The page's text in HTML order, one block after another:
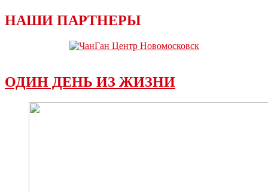
НАШИ ПАРТНЕРЫ
ОДИН ДЕНЬ ИЗ ЖИЗНИ